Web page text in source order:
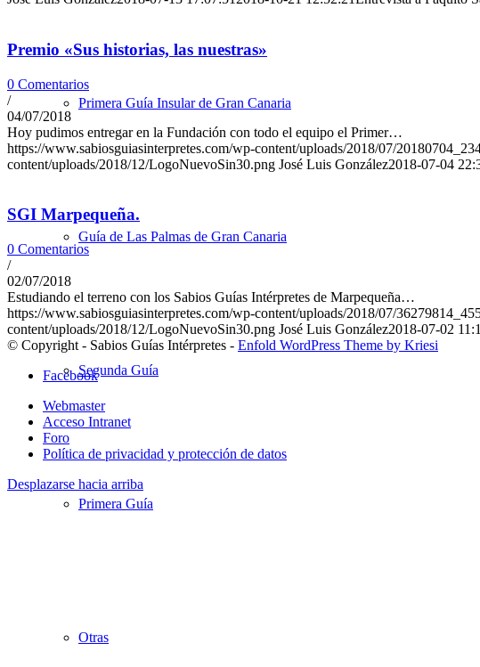
Primera Guía Insular de Gran Canaria
Guía de Las Palmas de Gran Canaria
Segunda Guía
Primera Guía
Otras
Premio «Sus historias, las nuestras»
0 Comentarios
/
04/07/2018
Hoy pudimos entregar en la Fundación con todo el equipo el Primer…
https://www.sabiosguiasinterpretes.com/wp-content/uploads/2018/07/
content/uploads/2018/12/LogoNuevoSin30.png José Luis González2018-07-04
SGI Marpequeña.
0 Comentarios
/
02/07/2018
Estudiando el terreno con los Sabios Guías Intérpretes de Marpequeña…
https://www.sabiosguiasinterpretes.com/wp-content/uploads/2018/07/
content/uploads/2018/12/LogoNuevoSin30.png José Luis González2018-07-02
© Copyright - Sabios Guías Intérpretes - Enfold WordPress Theme by Kriesi
Facebook
Webmaster
Acceso Intranet
Foro
Política de privacidad y protección de datos
Desplazarse hacia arriba